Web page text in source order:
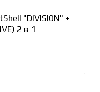
"DIVISION" +
2 в 1